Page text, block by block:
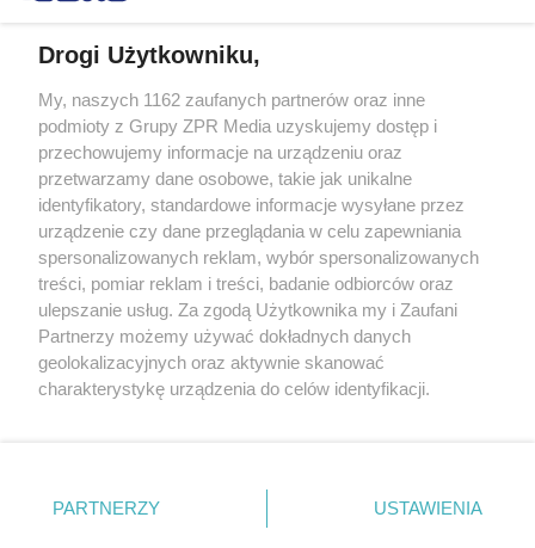
Żaden utwór zamieszczony w serwisie nie może być powielany i
rozpowszechniany lub dalej rozpowszechniany w jakikolwiek sposób (w
tym także elektroniczny lub mechaniczny) na jakimkolwiek polu
eksploatacji w jakiejkolwiek formie, włącznie z umieszczaniem w
Internecie bez pisemnej zgody właściciela praw. Jakiekolwiek użycie lub
wykorzystanie utworów w całości lub w części z naruszeniem prawa,
tzn. bez właściwej zgody, jest zabronione pod groźbą kary i może być
ścigane prawnie.
Drogi Użytkowniku,
My, naszych 1162 zaufanych partnerów oraz inne
podmioty z Grupy ZPR Media uzyskujemy dostęp i
przechowujemy informacje na urządzeniu oraz
przetwarzamy dane osobowe, takie jak unikalne
identyfikatory, standardowe informacje wysyłane przez
urządzenie czy dane przeglądania w celu zapewniania
spersonalizowanych reklam, wybór spersonalizowanych
treści, pomiar reklam i treści, badanie odbiorców oraz
ulepszanie usług. Za zgodą Użytkownika my i Zaufani
Partnerzy możemy używać dokładnych danych
geolokalizacyjnych oraz aktywnie skanować
charakterystykę urządzenia do celów identyfikacji.
zmienić/wycofać klikając przycisk ustawień prywatności
znajdujący się w lewym dolnym rogu strony
PARTNERZY USTAWIENIA